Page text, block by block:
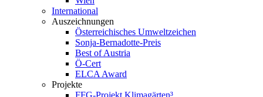
International
Auszeichnungen
Österreichisches Umweltzeichen
Sonja-Bernadotte-Preis
Best of Austria
Ö-Cert
ELCA Award
Projekte
FFG-Projekt Klimagärten³